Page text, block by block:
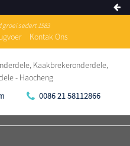
sedert 1983
Kontak Ons
0086 21 58112866